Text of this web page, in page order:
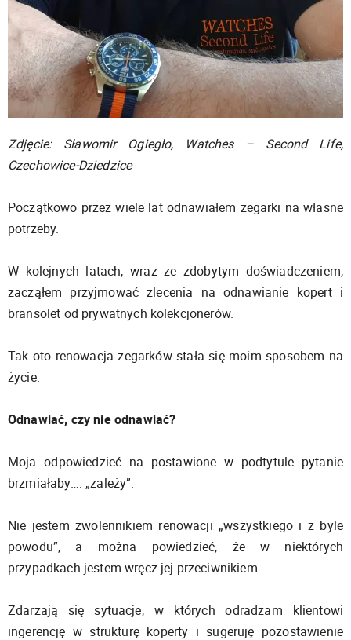
Zdjęcie: Sławomir Ogiegło, Watches – Second Life,
Czechowice-Dziedzice
Początkowo przez wiele lat odnawiałem zegarki na własne
potrzeby.
W kolejnych latach, wraz ze zdobytym doświadczeniem,
zacząłem przyjmować zlecenia na odnawianie kopert i
bransolet od prywatnych kolekcjonerów.
Tak oto renowacja zegarków stała się moim sposobem na
życie.
Odnawiać, czy nie odnawiać?
Moja odpowiedzieć na postawione w podtytule pytanie
brzmiałaby…: „zależy”.
Nie jestem zwolennikiem renowacji „wszystkiego i z byle
powodu”, a można powiedzieć, że w niektórych
przypadkach jestem wręcz jej przeciwnikiem.
Zdarzają się sytuacje, w których odradzam klientowi
ingerencję w strukturę koperty i sugeruję pozostawienie